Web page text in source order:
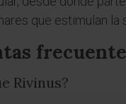
que estimulan la
Rivinus?